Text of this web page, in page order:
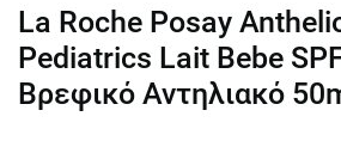
La Roche Posay
Pediatrics Lait Bebe
Βρεφικό Αντηλιακό